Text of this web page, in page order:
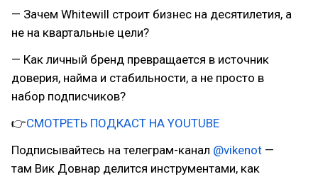
— Зачем Whitewill строит бизнес на десятилетия, а
не на квартальные цели?
— Как личный бренд превращается в источник
доверия, найма и стабильности, а не просто в
набор подписчиков?
👉СМОТРЕТЬ ПОДКАСТ НА YOUTUBE
Подписывайтесь на телеграм-канал @vikenot —
там Вик Довнар делится инструментами, как